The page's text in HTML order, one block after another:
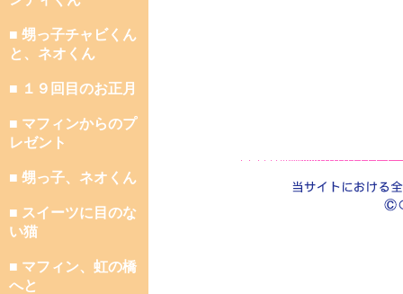
■ 甥っ子チャビくん
と、ネオくん
■ １９回目のお正月
■ マフィンからのプ
レゼント
■ 甥っ子、ネオくん
■ スイーツに目のな
い猫
■ マフィン、虹の橋
へと